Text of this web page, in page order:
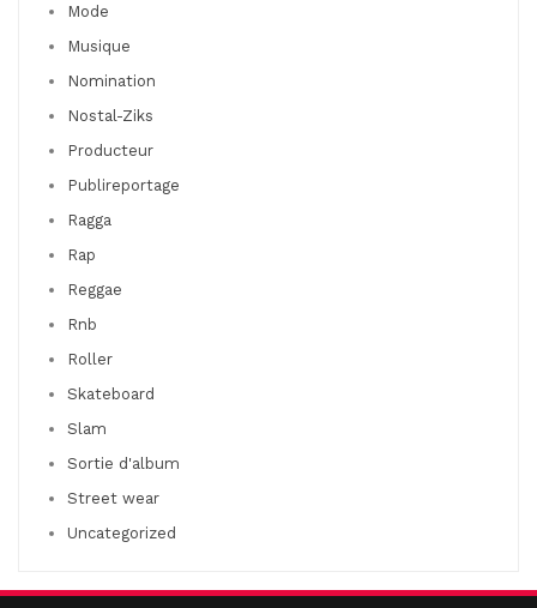
Mode
Musique
Nomination
Nostal-Ziks
Producteur
Publireportage
Ragga
Rap
Reggae
Rnb
Roller
Skateboard
Slam
Sortie d'album
Street wear
Uncategorized